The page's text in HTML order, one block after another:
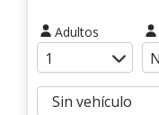
Adultos